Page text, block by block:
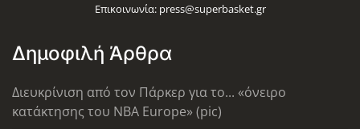
Επικοινωνία: press@superbasket.gr
Δημοφιλή Άρθρα
Διευκρίνιση από τον Πάρκερ για το... «όνειρο
κατάκτησης του ΝΒΑ Europe» (pic)